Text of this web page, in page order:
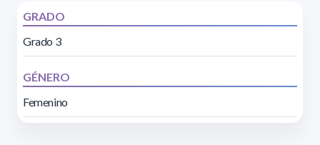
GRADO
Grado 3
GÉNERO
Femenino